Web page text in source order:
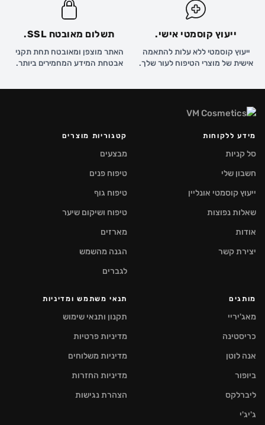
ייעוץ קוסמטי אישי.
ייעוץ קוסמטי ללא עלות להתאמה
אישית של מוצרי הטיפוח לעור שלך.
תשלום מאובטח SSL.
האתר מוצפן ומאובטח תחת תקני
אבטחת המידע המחמירים ביותר.
מידע ללקוחות
סל קניות
חשבון שלי
ייעוץ קוסמטי אונליין
שאלות נפוצות
אודות
יצירת קשר
קטגוריות מוצרים
מבצעים
טיפוח פנים
טיפוח גוף
טיפוח ושיקום שיער
מארזים
הגנה מהשמש
לגברים
מותגים
מאג'יריי
כריסטינה
אנה לוטן
ביופור
ליברלקס
ג'יג'י
תנאי משתמש ומדיניות
תקנון ותנאי שימוש
מדיניות פרטיות
מדיניות משלוחים
מדיניות החזרות
הצהרת נגישות